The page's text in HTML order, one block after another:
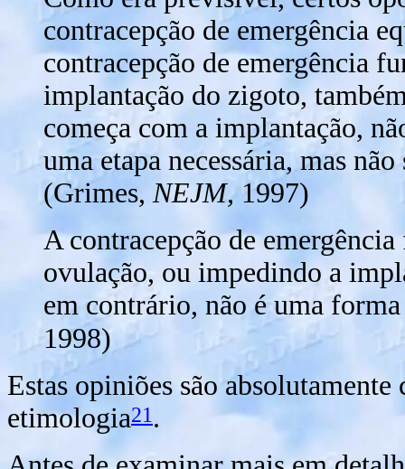
contracepção de emergência
contracepção de emergência
implantação do zigoto,
começa com a implantação,
uma etapa necessária, mas
(Grimes,NEJM,1997)
A contracepção de
ovulação, ou impedindo a
em contrário, não é uma
1998)
Estas opiniões são
etimologia21 .